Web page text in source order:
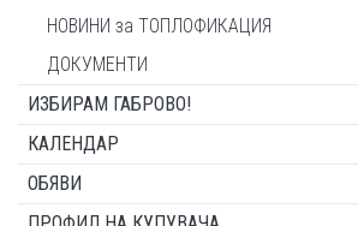
НОВИНИ за ТОПЛОФИКАЦИЯ
ДОКУМЕНТИ
ИЗБИРАМ ГАБРОВО!
КАЛЕНДАР
ОБЯВИ